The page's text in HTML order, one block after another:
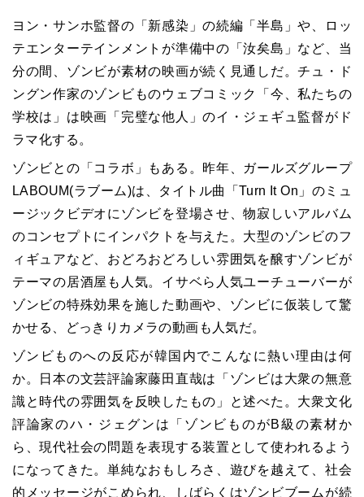
ヨン・サンホ監督の「新感染」の続編「半島」や、ロッ
テエンターテインメントが準備中の「汝矣島」など、当
分の間、ゾンビが素材の映画が続く見通しだ。チュ・ド
ングン作家のゾンビものウェブコミック「今、私たちの
学校は」は映画「完璧な他人」のイ・ジェギュ監督がド
ラマ化する。
ゾンビとの「コラボ」もある。昨年、ガールズグループ
LABOUM(ラブーム)は、タイトル曲「Turn It On」のミュ
ージックビデオにゾンビを登場させ、物寂しいアルバム
のコンセプトにインパクトを与えた。大型のゾンビのフ
ィギュアなど、おどろおどろしい雰囲気を醸すゾンビが
テーマの居酒屋も人気。イサベら人気ユーチューバーが
ゾンビの特殊効果を施した動画や、ゾンビに仮装して驚
かせる、どっきりカメラの動画も人気だ。
ゾンビものへの反応が韓国内でこんなに熱い理由は何
か。日本の文芸評論家藤田直哉は「ゾンビは大衆の無意
識と時代の雰囲気を反映したもの」と述べた。大衆文化
評論家のハ・ジェグンは「ゾンビものがB級の素材か
ら、現代社会の問題を表現する装置として使われるよう
になってきた。単純なおもしろさ、遊びを越えて、社会
的メッセージがこめられ、しばらくはゾンビブームが続